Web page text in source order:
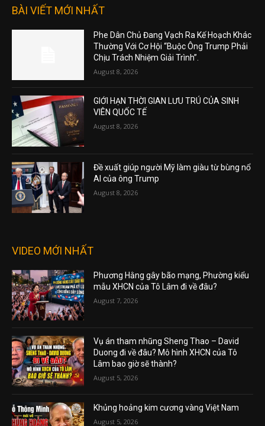
BÀI VIẾT MỚI NHẤT
Phe Dân Chủ Đang Vạch Ra Kế Hoạch Khác
Thường Với Cơ Hội “Buộc Ông Trump Phải
Chịu Trách Nhiệm Giải Trình”.
August 8, 2026
GIỚI HẠN THỜI GIAN LƯU TRÚ CỦA SINH
VIÊN QUỐC TẾ
August 8, 2026
Đề xuất giúp người Mỹ làm giàu từ bùng nổ
AI của ông Trump
August 8, 2026
VIDEO MỚI NHẤT
Phương Hằng gây bão mạng, Phường kiểu
mẫu XHCN của Tô Lâm đi về đâu?
August 7, 2026
Vụ án tham nhũng Sheng Thao – David
Duong đi về đâu? Mô hình XHCN của Tô
Lâm bao giờ sẽ thành?
August 5, 2026
Khủng hoảng kim cương vàng Việt Nam
August 5, 2026